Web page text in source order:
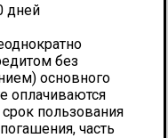
дней
без
основного
оплачиваются
пользования
часть